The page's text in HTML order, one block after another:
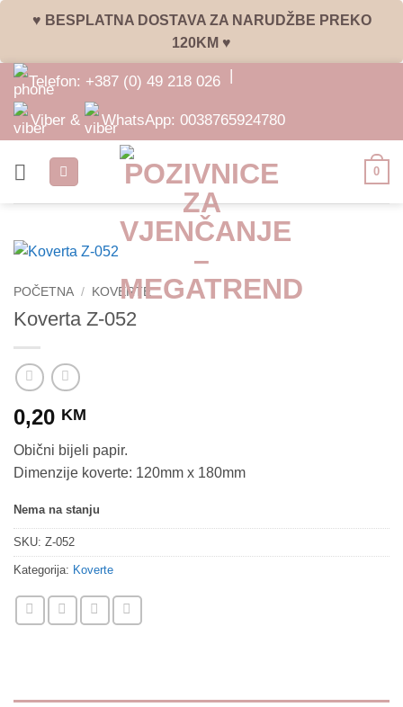
♥ BESPLATNA DOSTAVA ZA NARUDŽBE PREKO
120KM ♥
Skip
content
Telefon: +387 (0) 49 218 026 |
Viber & WhatsApp: 0038765924780
0
POČETNA / KOVERTE
Koverta Z-052
0,20 KM
Obični bijeli papir.
Dimenzije koverte: 120mm x 180mm
Nema na stanju
SKU: Z-052
Kategorija: Koverte